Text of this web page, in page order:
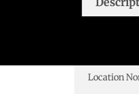
Location